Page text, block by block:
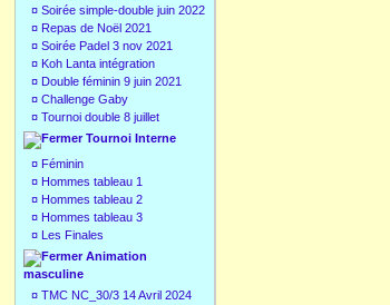
¤ Soirée simple-double juin 2022
¤ Repas de Noël 2021
¤ Soirée Padel 3 nov 2021
¤ Koh Lanta intégration
¤ Double féminin 9 juin 2021
¤ Challenge Gaby
¤ Tournoi double 8 juillet
Tournoi Interne
¤ Féminin
¤ Hommes tableau 1
¤ Hommes tableau 2
¤ Hommes tableau 3
¤ Les Finales
Animation
masculine
¤ TMC NC_30/3 14 Avril 2024